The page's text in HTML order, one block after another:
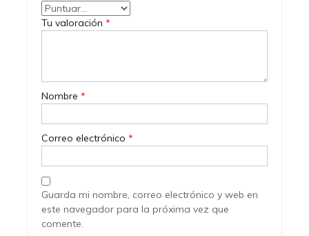
Tu valoración *
Nombre *
Correo electrónico *
Guarda mi nombre, correo electrónico y web en
este navegador para la próxima vez que
comente.